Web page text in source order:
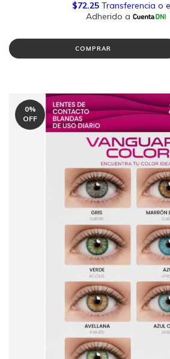
COMPRAR
0%
OFF